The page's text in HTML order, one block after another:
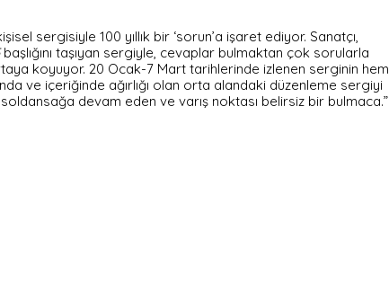
XXY ODAK: RESİM KIVRIM PARIS UNLIMITED
sergisiyle 100 yıllık bir ‘sorun’a işaret ediyor. Sanatçı,
başlığını taşıyan sergiyle, cevaplar bulmaktan çok sorularla
koyuyor. 20 Ocak-7 Mart tarihlerinde izlenen serginin hem
ve içeriğinde ağırlığı olan orta alandaki düzenleme sergiyi
soldansağa devam eden ve varış noktası belirsiz bir bulmaca.”